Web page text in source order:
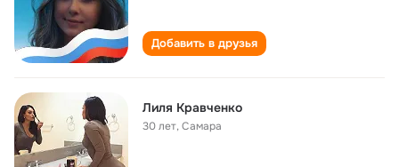
Добавить в друзья
Лиля Кравченко
30 лет,Самара